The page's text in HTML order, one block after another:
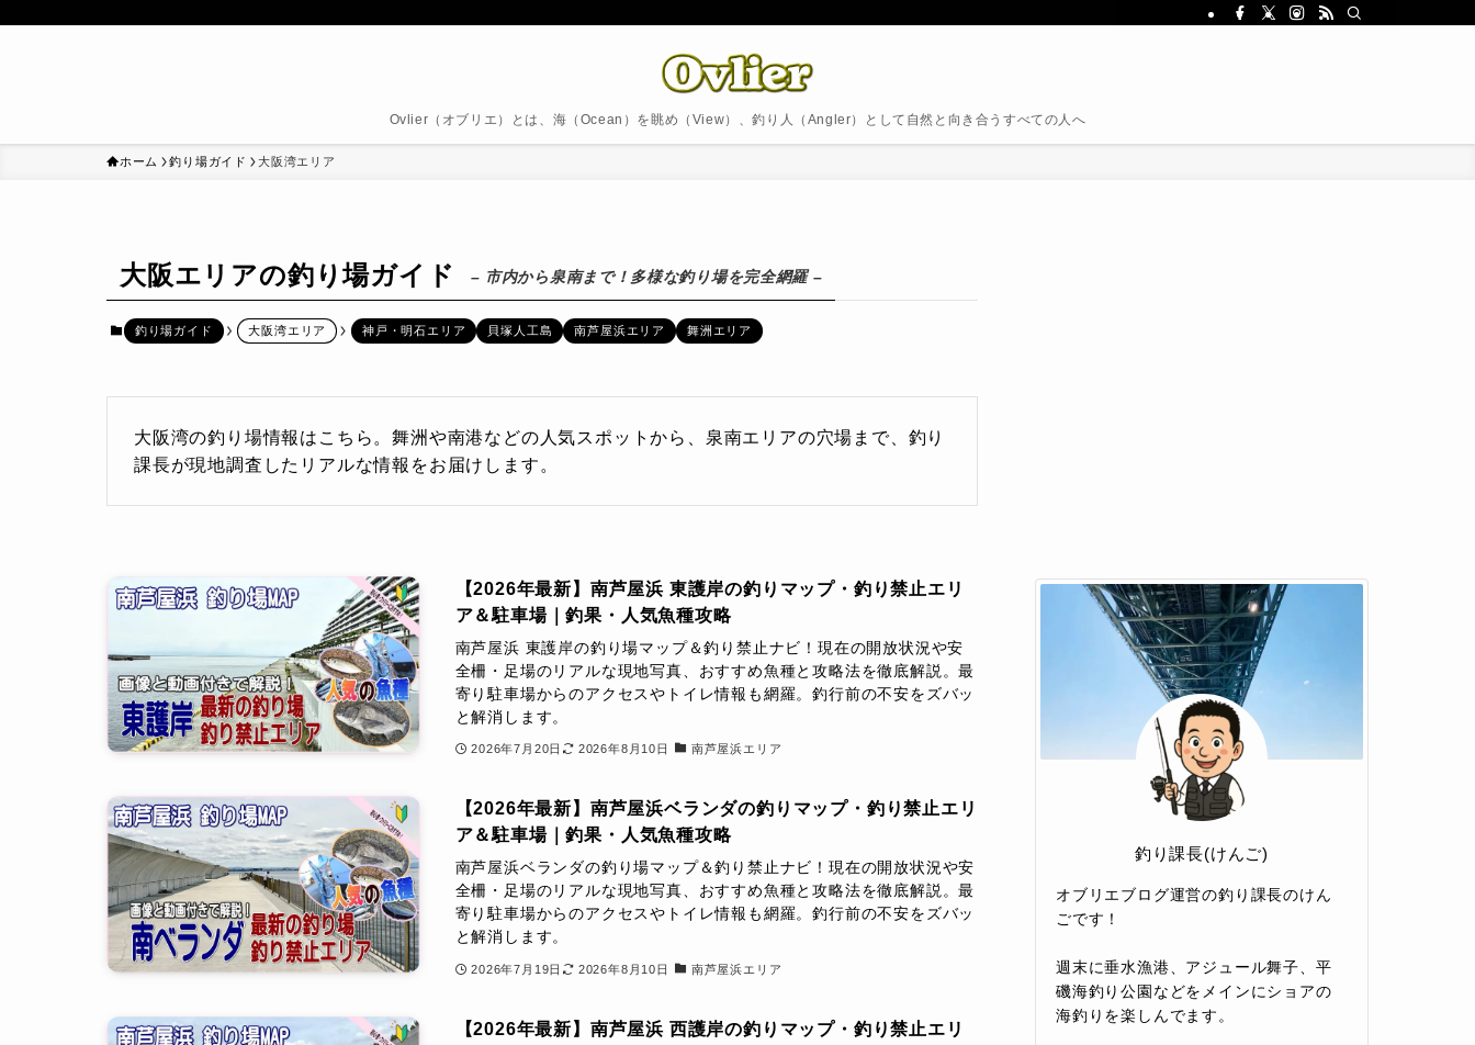
Ovlier（オブリエ）とは、海（Ocean）を眺め（View）、釣り人（Angler）として自然と向き合うすべての人へ
ホーム 釣り場ガイド 大阪湾エリア
大阪エリアの釣り場ガイド – 市内から泉南まで！多様な釣り場を完全網羅 –
釣り場ガイド 大阪湾エリア 神戸・明石エリア 貝塚人工島 南芦屋浜エリア 舞洲エリア
大阪湾の釣り場情報はこちら。舞洲や南港などの人気スポットから、泉南エリアの穴場まで、釣り
課長が現地調査したリアルな情報をお届けします。
【2026年最新】南芦屋浜 東護岸の釣りマップ・釣り禁止エリ
ア＆駐車場｜釣果・人気魚種攻略
南芦屋浜 東護岸の釣り場マップ＆釣り禁止ナビ！現在の開放状況や安
全柵・足場のリアルな現地写真、おすすめ魚種と攻略法を徹底解説。最
寄り駐車場からのアクセスやトイレ情報も網羅。釣行前の不安をズバッ
と解消します。
2026年7月20日 2026年8月10日 南芦屋浜エリア
【2026年最新】南芦屋浜ベランダの釣りマップ・釣り禁止エリ
ア＆駐車場｜釣果・人気魚種攻略
南芦屋浜ベランダの釣り場マップ＆釣り禁止ナビ！現在の開放状況や安
全柵・足場のリアルな現地写真、おすすめ魚種と攻略法を徹底解説。最
寄り駐車場からのアクセスやトイレ情報も網羅。釣行前の不安をズバッ
と解消します。
2026年7月19日 2026年8月10日 南芦屋浜エリア
【2026年最新】南芦屋浜 西護岸の釣りマップ・釣り禁止エリ
釣り課長(けんご)
オブリエブログ運営の釣り課長のけん
ごです！
週末に垂水漁港、アジュール舞子、平
磯海釣り公園などをメインにショアの
海釣りを楽しんでます。